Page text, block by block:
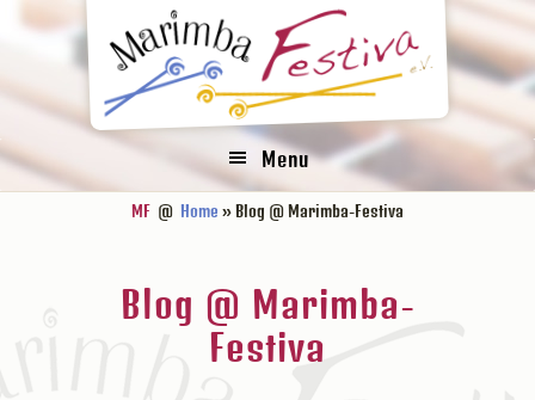
Hauptnavigation
Menu
MF @ Home » Blog @ Marimba-Festiva
Blog @ Marimba-
Festiva